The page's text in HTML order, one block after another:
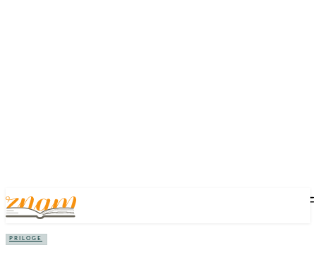
PRILOGE